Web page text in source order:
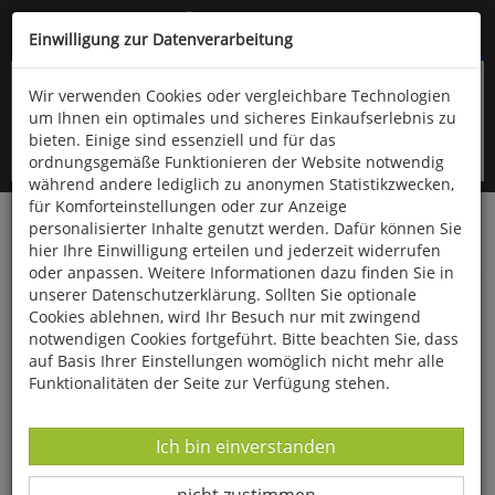
Kompletten Head der Seite überspringen
oder (06766) 9323-960
Startseite Bücher Quelle & Meyer Verlag
Flora
Bestimmungskarten
Heimische Flechten im Vergleich
Einwilligung zur Datenverarbeitung
Wir verwenden Cookies oder vergleichbare Technologien
um Ihnen ein optimales und sicheres Einkaufserlebnis zu
bieten. Einige sind essenziell und für das
ordnungsgemäße Funktionieren der Website notwendig
während andere lediglich zu anonymen Statistikzwecken,
für Komforteinstellungen oder zur Anzeige
personalisierter Inhalte genutzt werden. Dafür können Sie
hier Ihre Einwilligung erteilen und jederzeit widerrufen
oder anpassen. Weitere Informationen dazu finden Sie in
unserer Datenschutzerklärung. Sollten Sie optionale
Cookies ablehnen, wird Ihr Besuch nur mit zwingend
notwendigen Cookies fortgeführt. Bitte beachten Sie, dass
auf Basis Ihrer Einstellungen womöglich nicht mehr alle
Funktionalitäten der Seite zur Verfügung stehen.
Datenverarbeitung -
Ich bin einverstanden